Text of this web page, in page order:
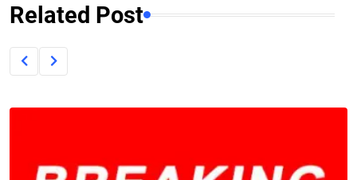
Related Post